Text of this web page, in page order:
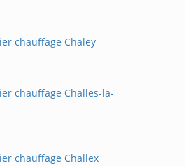
chauffage Chaley
chauffage Challes-la-
chauffage Challex